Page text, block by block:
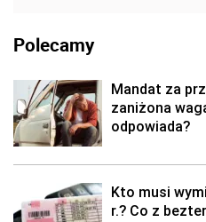
Polecamy
Mandat za
zaniżona
odpowiada?
Kto musi
r.? Co z